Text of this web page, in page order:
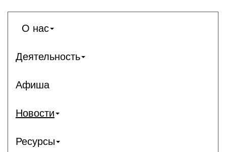
О нас
Деятельность
Афиша
Новости
Ресурсы